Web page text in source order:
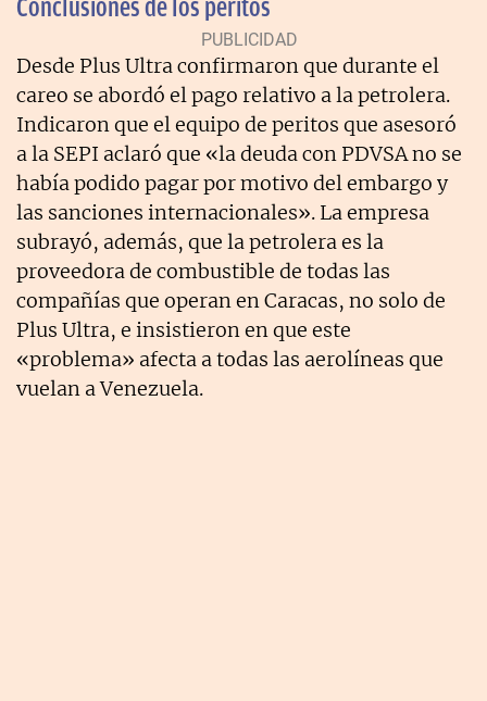
Conclusiones de los peritos
Desde Plus Ultra confirmaron que durante el
careo se abordó el pago relativo a la petrolera.
Indicaron que el equipo de peritos que asesoró
a la SEPI aclaró que «la deuda con PDVSA no se
había podido pagar por motivo del embargo y
las sanciones internacionales». La empresa
subrayó, además, que la petrolera es la
proveedora de combustible de todas las
compañías que operan en Caracas, no solo de
Plus Ultra, e insistieron en que este
«problema» afecta a todas las aerolíneas que
vuelan a Venezuela.